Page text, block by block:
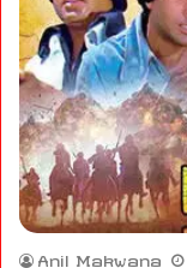
Anil Makwana